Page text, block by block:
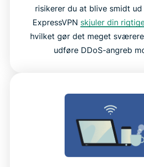
risikerer du at blive smidt ud
ExpressVPN skjuler din
hvilket gør det meget
udføre DDoS-angreb